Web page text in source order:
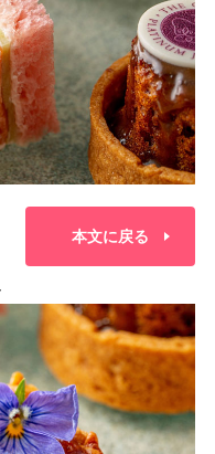
本文に戻る